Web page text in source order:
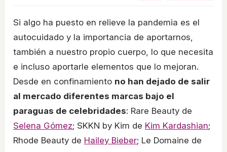
Si algo ha puesto en relieve la pandemia es el
autocuidado y la importancia de aportarnos,
también a nuestro propio cuerpo, lo que necesita
e incluso aportarle elementos que lo mejoran.
Desde en confinamiento no han dejado de salir
al mercado diferentes marcas bajo el
paraguas de celebridades: Rare Beauty de
Selena Gómez; SKKN by Kim de Kim Kardashian;
Rhode Beauty de Hailey Bieber; Le Domaine de